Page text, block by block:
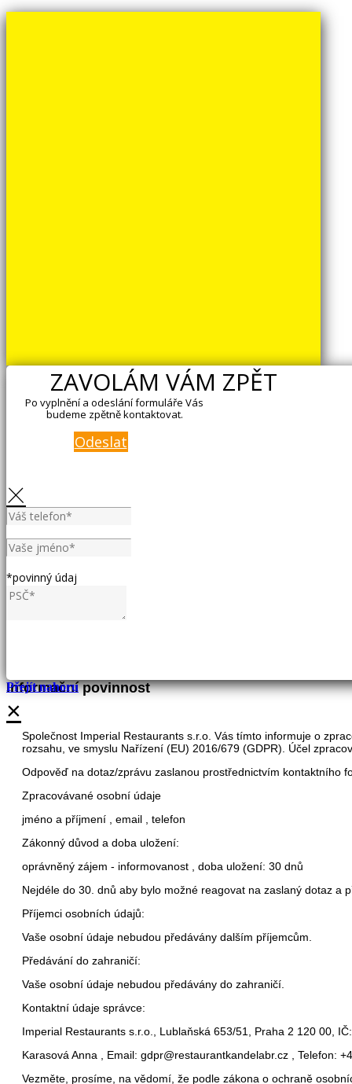
ZAVOLÁM VÁM ZPĚT
Po vyplnění a odeslání formuláře Vás
budeme zpětně kontaktovat.
Odeslat
×
*povinný údaj
Informační povinnost
×
Společnost Imperial Restaurants s.r.o. Vás tímto informuje o
rozsahu, ve smyslu Nařízení (EU) 2016/679 (GDPR). Účel
Odpověď na dotaz/zprávu zaslanou prostřednictvím kontaktního
Zpracovávané osobní údaje
jméno a příjmení , email , telefon
Zákonný důvod a doba uložení:
oprávněný zájem - informovanost , doba uložení: 30 dnů
Nejdéle do 30. dnů aby bylo možné reagovat na zaslaný dotaz a
Příjemci osobních údajů:
Vaše osobní údaje nebudou předávány dalším příjemcům.
Předávání do zahraničí:
Vaše osobní údaje nebudou předávány do zahraničí.
Kontaktní údaje správce:
Imperial Restaurants s.r.o., Lublaňská 653/51, Praha 2 120 00,
Karasová Anna , Email: gdpr@restaurantkandelabr.cz , Telefon:
Vezměte, prosíme, na vědomí, že podle zákona o ochraně
Přejít nahoru